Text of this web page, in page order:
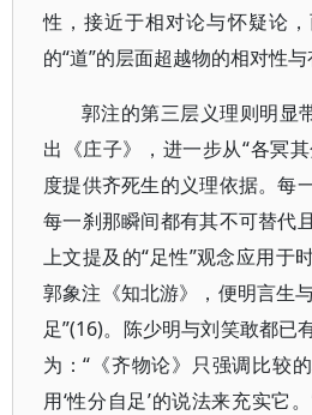
性，接近于相对论与怀疑论
的“道”的层面超越物的相对性
郭注的第三层义理则明显
出《庄子》，进一步从“各冥
度提供齐死生的义理依据。每
每一刹那瞬间都有其不可替代
上文提及的“足性”观念应用于
郭象注《知北游》，便明言生
足”(16)。陈少明与刘笑敢都已
为：“《齐物论》只强调比较
用‘性分自足’的说法来充实它